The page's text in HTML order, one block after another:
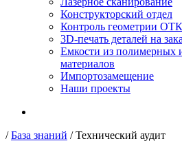
Конструкторский отдел
Контроль геометрии ОТК
3D-печать деталей на
Емкости из полимерных
материалов
Импортозамещение
Наши проекты
/База знаний /Технический аудит